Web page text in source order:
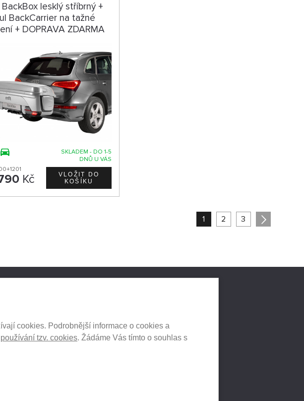
BackBox lesklý stříbrný +
BackCarrier na tažné
+ DOPRAVA ZDARMA
SKLADEM - DO 1-5
DNŮ U VÁS
Kč
1 2 3
cookies. Podrobnější informace o cookies a
tzv. cookies. Žádáme Vás tímto o souhlas s